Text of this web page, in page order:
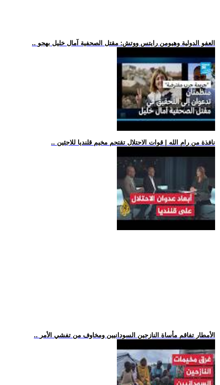
.. العفو الدولية وهيومن رايتس ووتش: مقتل الصحفية آمال خليل بهجو
.. نافذة من رام الله | قوات الاحتلال تقتحم مخيم قلنديا للاجئين
.. الأمطار تفاقم مأساة النازحين السودانيين ومخاوف من تفشي الأمر